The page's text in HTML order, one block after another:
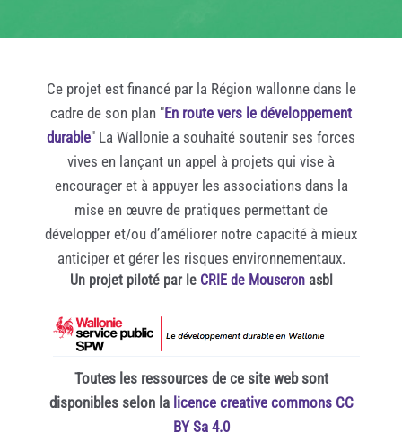
Ce projet est financé par la Région wallonne dans le
cadre de son plan "En route vers le développement
durable" La Wallonie a souhaité soutenir ses forces
vives en lançant un appel à projets qui vise à
encourager et à appuyer les associations dans la
mise en œuvre de pratiques permettant de
développer et/ou d’améliorer notre capacité à mieux
anticiper et gérer les risques environnementaux.
Un projet piloté par le CRIE de Mouscronasbl
Toutes les ressources de ce site web sont
disponibles selon la licence creative commons CC
BY Sa 4.0